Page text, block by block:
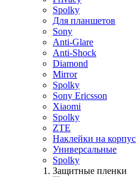
Spolky
Для планшетов
Sony
Anti-Glare
Anti-Shock
Diamond
Mirror
Spolky
Sony Ericsson
Xiaomi
Spolky
ZTE
Наклейки на корпус
Универсальные
Spolky
Защитные пленки